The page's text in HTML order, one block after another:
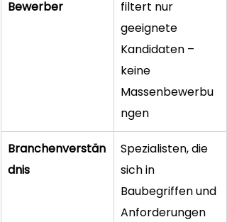
Bewerber
filtert nur
geeignete
Kandidaten –
keine
Massenbewerbu
ngen
Branchenverstän
dnis
Spezialisten, die
sich in
Baubegriffen und
Anforderungen